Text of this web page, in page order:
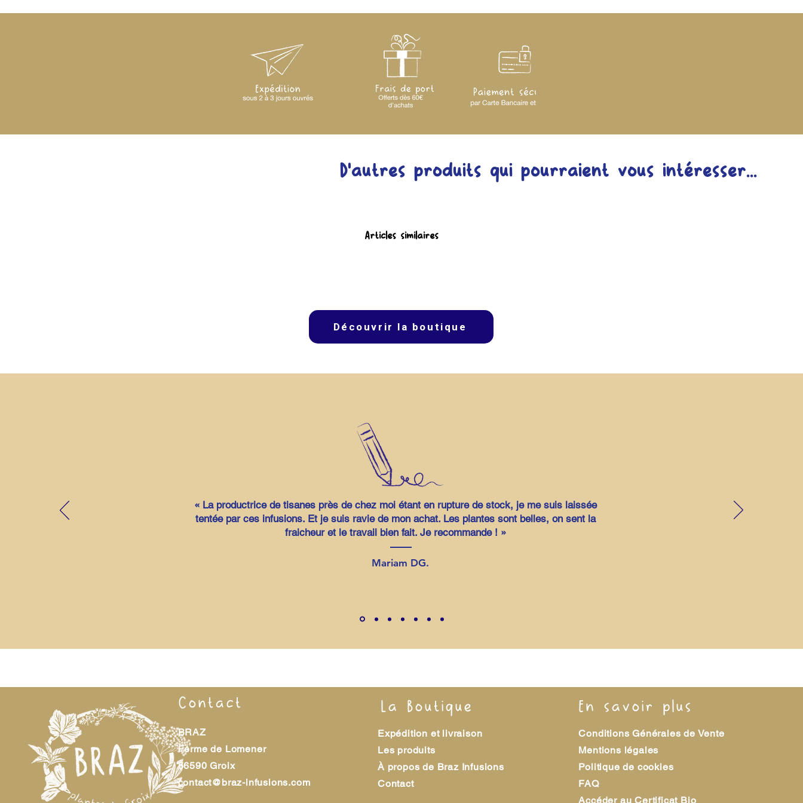
sous 2 à 3 jours ouvrés. Les frais de port sont calculés
Un numéro de suivi La Poste vous sera communiqué
pour pouvoir suivre l'envoi.
D'autres produits qui pourraient vous intéresser...
Articles similaires
Découvrir la boutique
« La productrice de tisanes près de chez moi étant en rupture de stock, je me suis laissée
tentée par ces infusions. Et je suis ravie de mon achat. Les plantes sont belles, on sent la
fraicheur et le travail bien fait. Je recommande ! »
Mariam DG.
Contact
BRAZ
Ferme de Lomener
56590 Groix
contact@braz-infusions.com
La Boutique
Expédition et livraison
Les produits
À propos de Braz Infusions
Contact
En savoir plus
Conditions Générales de Vente
Mentions légales
Politique de cookies
FAQ
Accéder au Certificat Bio